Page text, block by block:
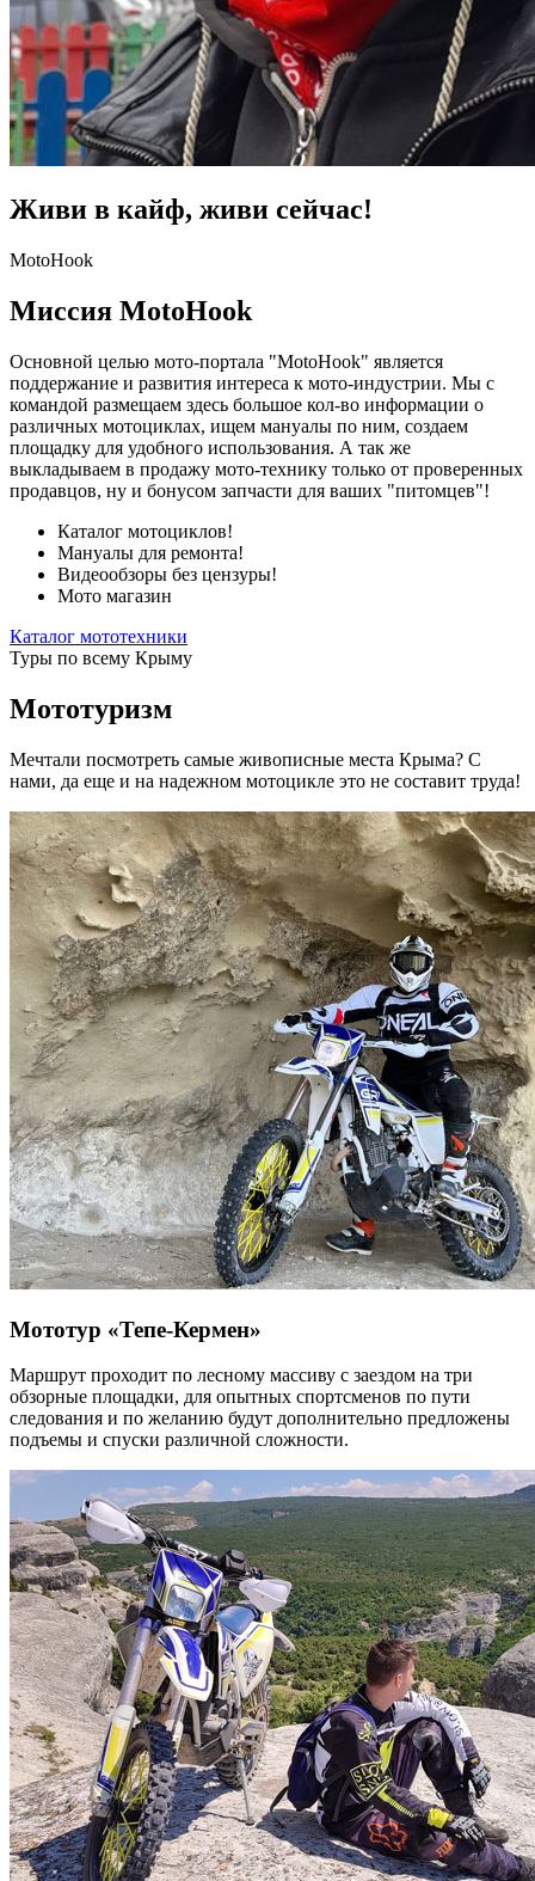
Живи в кайф, живи сейчас!
MotoHook
Миссия MotoHook
Основной целью мото-портала "MotoHook" является
поддержание и развития интереса к мото-индустрии. Мы с
командой размещаем здесь большое кол-во информации о
различных мотоциклах, ищем мануалы по ним, создаем
площадку для удобного использования. А так же
выкладываем в продажу мото-технику только от проверенных
продавцов, ну и бонусом запчасти для ваших "питомцев"!
Каталог мотоциклов!
Мануалы для ремонта!
Видеообзоры без цензуры!
Мото магазин
Каталог мототехники
Туры по всему Крыму
Мототуризм
Мечтали посмотреть самые живописные места Крыма? С
нами, да еще и на надежном мотоцикле это не составит труда!
Мототур «Тепе-Кермен»
Маршрут проходит по лесному массиву с заездом на три
обзорные площадки, для опытных спортсменов по пути
следования и по желанию будут дополнительно предложены
подъемы и спуски различной сложности.